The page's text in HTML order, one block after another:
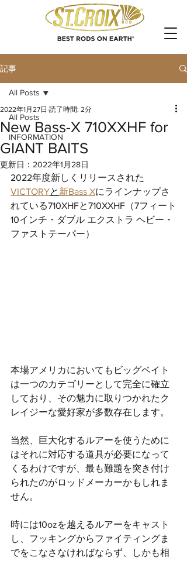
記事
All Posts
INFORMATION
All Posts
New Bass-X 710XXHF for
GIANT BAITS
2022年1月27日 読了時間: 2分
更新日： 2022年1月28日
2022年度新しくリリースされた
VICTORYと 新Bass Xにラインナップさ
れている710XHFと710XXHF（7フィート
10インチ・ダブル エクストラ ヘビー・
ファストテーパー）
本場アメリカにおいてもビッグベイト
は一つのカテゴリーとして完全に確立
しており、その魅力に取りつかれたク
レイジーな愛好家が多数存在します。
当然、巨大化するルアーを使うために
はそれに対応する道具が必要になって
くるわけですが、最も難題を突き付け
られたのがロッドメーカーかもしれま
せん。
時には10ozを越えるルアーをキャスト
し、フッキングからファイティングま
でをこなさなければならず、しかも相